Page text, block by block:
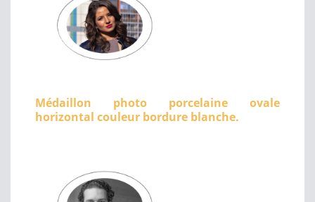
Médaillon photo porcelaine ovale
horizontal couleur bordure blanche.